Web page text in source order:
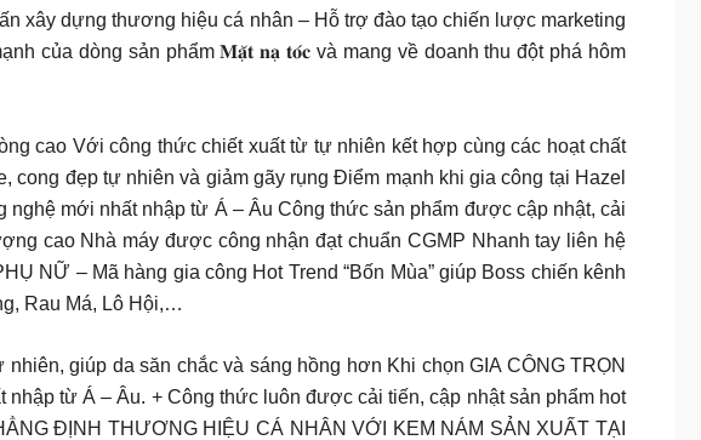
xây dựng thương hiệu cá nhân – Hỗ trợ đào tạo chiến lược marketing
của dòng sản phẩm 𝐌𝐚̣̆𝐭 𝐧𝐚̣ 𝐭𝐨́𝐜 và mang về doanh thu đột phá hôm
cao Với công thức chiết xuất từ tự nhiên kết hợp cùng các hoạt chất
đẹp tự nhiên và giảm gãy rụng Điểm mạnh khi gia công tại Hazel
mới nhất nhập từ Á – Âu Công thức sản phẩm được cập nhật, cải
cao Nhà máy được công nhận đạt chuẩn CGMP Nhanh tay liên hệ
NỮ – Mã hàng gia công Hot Trend “Bốn Mùa” giúp Boss chiến kênh
Rau Má, Lô Hội,…
giúp da săn chắc và sáng hồng hơn Khi chọn GIA CÔNG TRỌN
từ Á – Âu. + Công thức luôn được cải tiến, cập nhật sản phẩm hot
ĐỊNH THƯƠNG HIỆU CÁ NHÂN VỚI KEM NÁM SẢN XUẤT TẠI